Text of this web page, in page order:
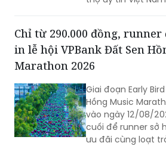
Report phối hợp
công bố, đồng
vị trí thứ 8.
Chỉ từ 290.000 đồng, runner
in lễ hội VPBank Đất Sen
Marathon 2026
Giai đoạn Early
Hồng Music
vào ngày 12/08/
cuối để runner sở
ưu đãi cùng loạt